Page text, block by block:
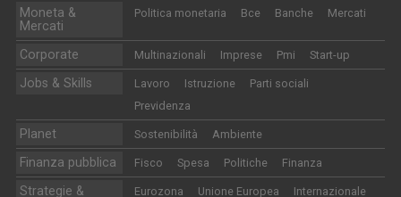
Moneta &
Mercati
Politica monetaria Bce Banche Mercati
Corporate Multinazionali Imprese Pmi Start-up
Jobs & Skills Lavoro Istruzione
Parti sociali
Previdenza
Planet Sostenibilità Ambiente
Finanza pubblica Fisco Spesa Politiche Finanza
Strategie &
Eurozona Unione Europea Internazionale